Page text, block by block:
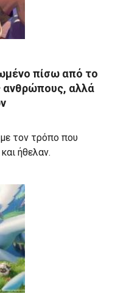
πίσω από το
ανθρώπους, αλλά
τον τρόπο που
ήθελαν.